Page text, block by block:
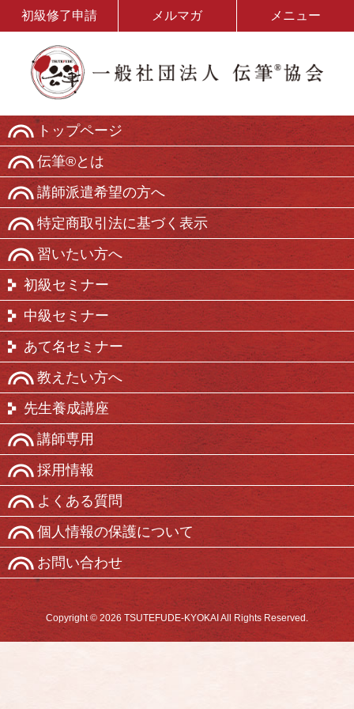
初級修了申請 メルマガ メニュー
トップページ
伝筆®とは
講師派遣希望の方へ
特定商取引法に基づく表示
習いたい方へ
初級セミナー
中級セミナー
あて名セミナー
教えたい方へ
先生養成講座
講師専用
採用情報
よくある質問
個人情報の保護について
お問い合わせ
Copyright © 2026 TSUTEFUDE-KYOKAI All Rights Reserved.